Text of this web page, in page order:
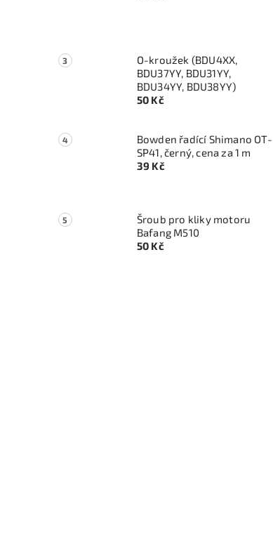
O-kroužek (BDU4XX,
BDU37YY, BDU31YY,
BDU34YY, BDU38YY)
50 Kč
Bowden řadící Shimano OT-
SP41, černý, cena za 1 m
39 Kč
Šroub pro kliky motoru
Bafang M510
50 Kč